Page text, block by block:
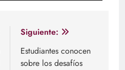
Siguiente:
Estudiantes conocen
sobre los desafíos